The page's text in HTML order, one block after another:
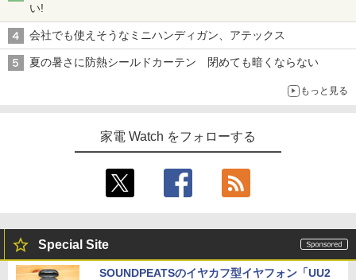
い!
会社でも使えそうなミニハンディガン、アテックス
夏の暑さに防熱シールドカーテン 閉めても暗くならない
もっと見る
家電 Watch をフォローする
Special Site
SOUNDPEATSのイヤカフ型イヤフォン「UU2